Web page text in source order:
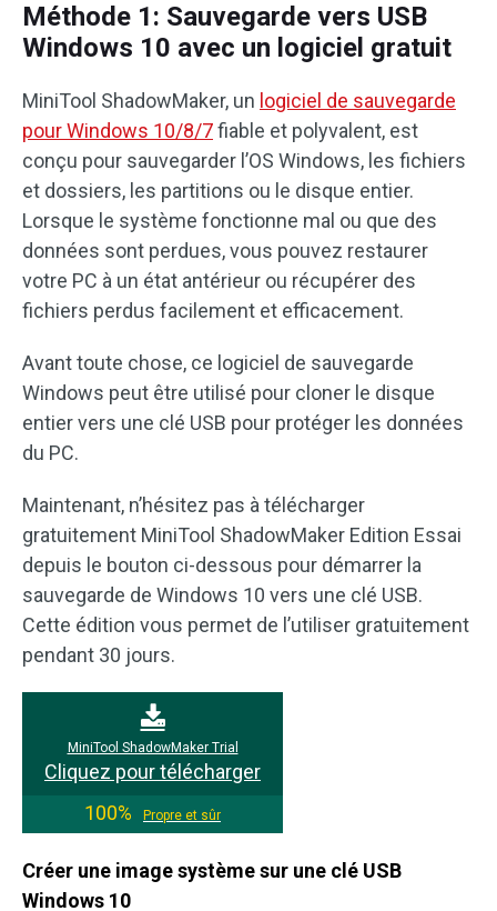
Méthode 1: Sauvegarde vers USB
Windows 10 avec un logiciel gratuit
MiniTool ShadowMaker, un logiciel de sauvegarde
pour Windows 10/8/7fiable et polyvalent, est
conçu pour sauvegarder l’OS Windows, les fichiers
et dossiers, les partitions ou le disque entier.
Lorsque le système fonctionne mal ou que des
données sont perdues, vous pouvez restaurer
votre PC à un état antérieur ou récupérer des
fichiers perdus facilement et efficacement.
Avant toute chose, ce logiciel de sauvegarde
Windows peut être utilisé pour cloner le disque
entier vers une clé USB pour protéger les données
du PC.
Maintenant, n’hésitez pas à télécharger
gratuitement MiniTool ShadowMaker Edition Essai
depuis le bouton ci-dessous pour démarrer la
sauvegarde de Windows 10 vers une clé USB.
Cette édition vous permet de l’utiliser gratuitement
pendant 30 jours.
MiniTool ShadowMaker Trial
Cliquez pour télécharger
100%
Propre et sûr
Créer une image système sur une clé USB
Windows 10